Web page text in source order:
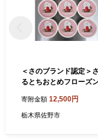
＜さのブランド認定＞
るとちおとめフローズ
1】
寄附金額 12,500円
栃木県佐野市